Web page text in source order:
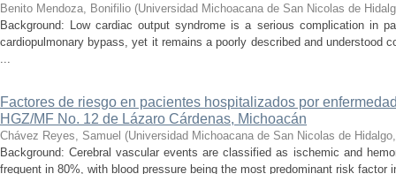
Benito Mendoza, Bonifilio (Universidad Michoacana de San Nicolas de
Background: Low cardiac output syndrome is a serious complication in
cardiopulmonary bypass, yet it remains a poorly described and understood
...
Factores de riesgo en pacientes hospitalizados por
HGZ/MF No. 12 de Lázaro Cárdenas, Michoacán
Chávez Reyes, Samuel (Universidad Michoacana de San Nicolas de Hidalgo
Background: Cerebral vascular events are classified as ischemic and
frequent in 80%, with blood pressure being the most predominant risk factor